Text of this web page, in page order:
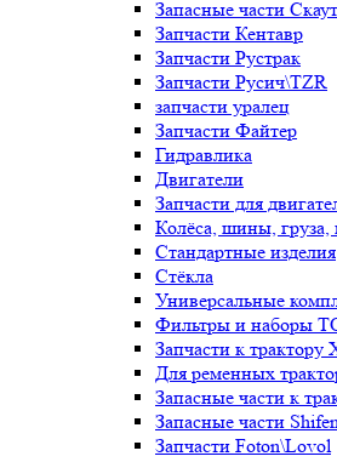
Запасные части Скаут
Запчасти Кентавр
Запчасти Рустрак
Запчасти Русич\TZR
запчасти уралец
Запчасти Файтер
Гидравлика
Двигатели
Запчасти для
Колёса, шины, груза,
Стандартные изделия
Стёкла
Универсальные
Фильтры и наборы
Запчасти к трактору
Для ременных
Запасные части к
Запасные части
Запчасти Foton\Lovol